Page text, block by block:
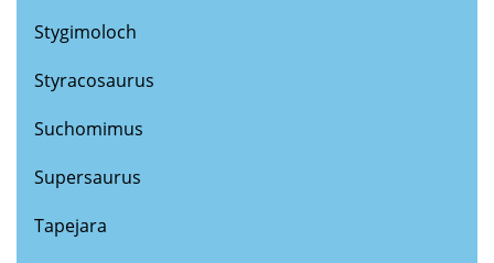
Stygimoloch
Styracosaurus
Suchomimus
Supersaurus
Tapejara